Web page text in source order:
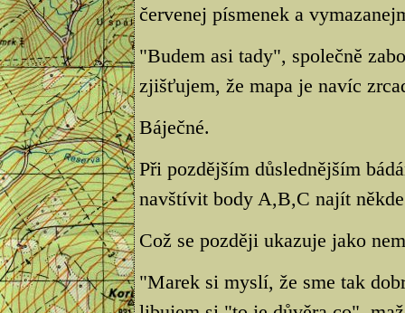
červenej písmenek a
"Budem asi tady", společně
zjišťujem, že mapa je navíc
Báječné.
Při pozdějším důslednějším
navštívit body A,B,C najít
Což se později ukazuje jako
"Marek si myslí, že sme tak